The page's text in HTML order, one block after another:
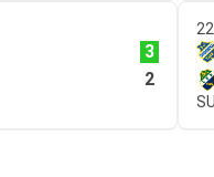
3
2